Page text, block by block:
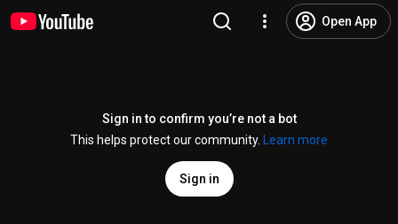
Open App
Sign in to confirm you’re not a bot
This helps protect our community.
Learn more
Sign in